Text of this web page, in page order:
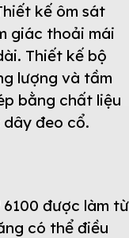
kế ôm sát
giác thoải mái
Thiết kế bộ
lượng và tầm
bằng chất liệu
đeo cổ.
được làm từ
có thể điều